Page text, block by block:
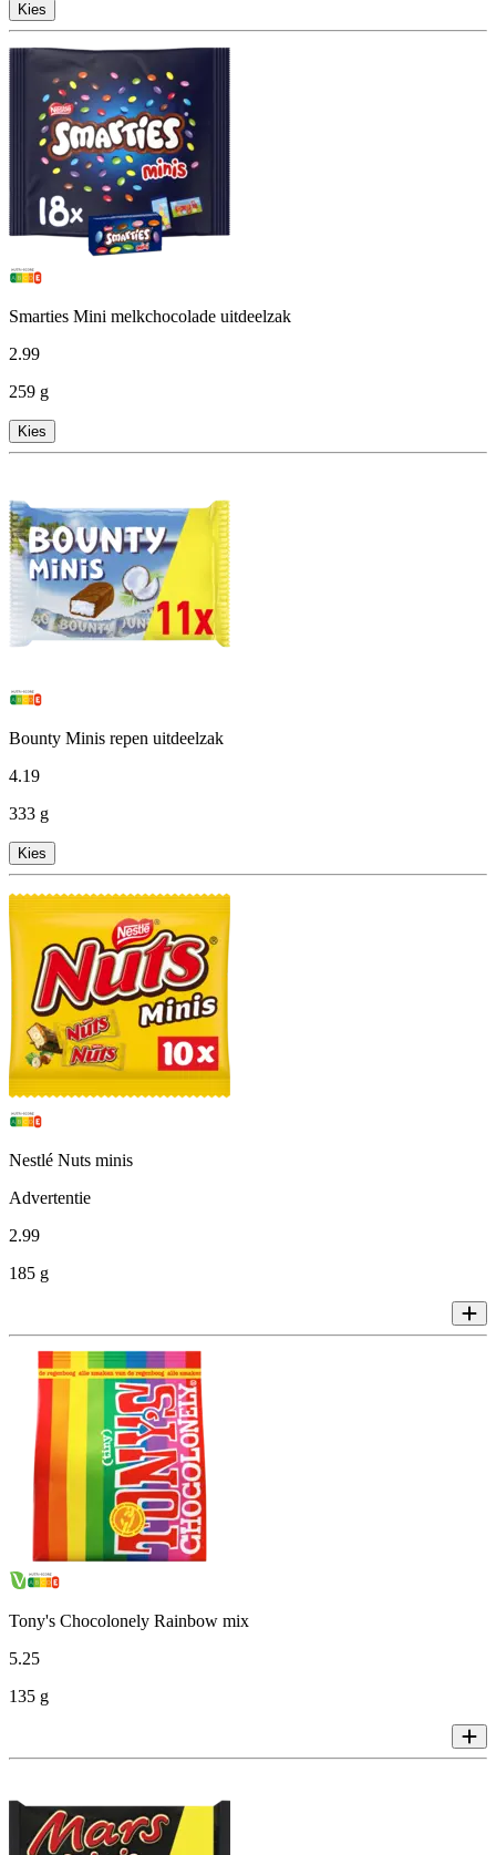
Kies
Smarties Mini melkchocolade uitdeelzak
2.99
259 g
Kies
Bounty Minis repen uitdeelzak
4.19
333 g
Kies
Nestlé Nuts minis
Advertentie
2.99
185 g
Tony's Chocolonely Rainbow mix
5.25
135 g